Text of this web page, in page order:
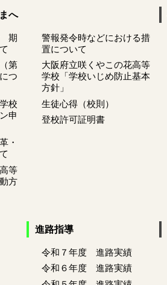
へ
期
第
つ
校
申
・
等
方
警報発令時などにおける措
置について
大阪府立咲くやこの花高等
学校「学校いじめ防止基本
方針」
生徒心得（校則）
登校許可証明書
進路指導
令和７年度 進路実績
令和６年度 進路実績